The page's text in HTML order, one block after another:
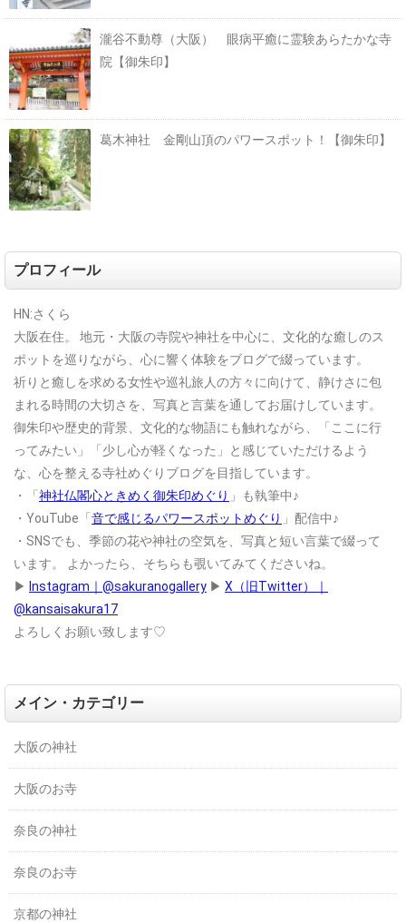
瀧谷不動尊（大阪） 眼病平癒に霊験あらたかな寺
院【御朱印】
葛木神社 金剛山頂のパワースポット！【御朱印】
プロフィール
HN:さくら
大阪在住。
地元・大阪の寺院や神社を中心に、文化的な癒しのス
ポットを巡りながら、心に響く体験をブログで綴っています。
祈りと癒しを求める女性や巡礼旅人の方々に向けて、静けさに包
まれる時間の大切さを、写真と言葉を通してお届けしています。
御朱印や歴史的背景、文化的な物語にも触れながら、「ここに行
ってみたい」「少し心が軽くなった」と感じていただけるよう
な、心を整える寺社めぐりブログを目指しています。
・「 神社仏閣心ときめく御朱印めぐり 」も執筆中♪
・YouTube「 音で感じるパワースポットめぐり 」配信中♪
・SNSでも、季節の花や神社の空気を、写真と短い言葉で綴って
います。
よかったら、そちらも覗いてみてくださいね。
▶ Instagram｜@sakuranogallery ▶ X（旧Twitter）｜
@kansaisakura17
よろしくお願い致します♡
メイン・カテゴリー
大阪の神社
大阪のお寺
奈良の神社
奈良のお寺
京都の神社